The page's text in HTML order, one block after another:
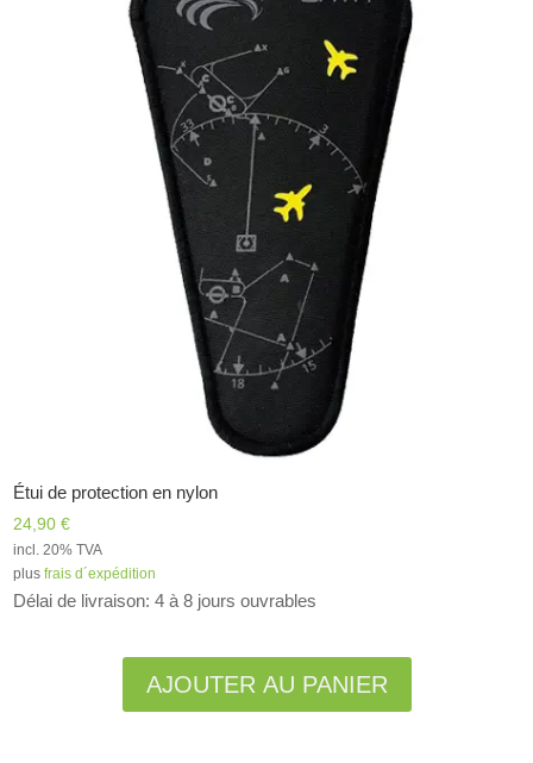
Étui de protection en nylon
24,90€
incl. 20% TVA
plusfrais d´expédition
Délai de livraison: 4 à 8 jours ouvrables
AJOUTER AU PANIER